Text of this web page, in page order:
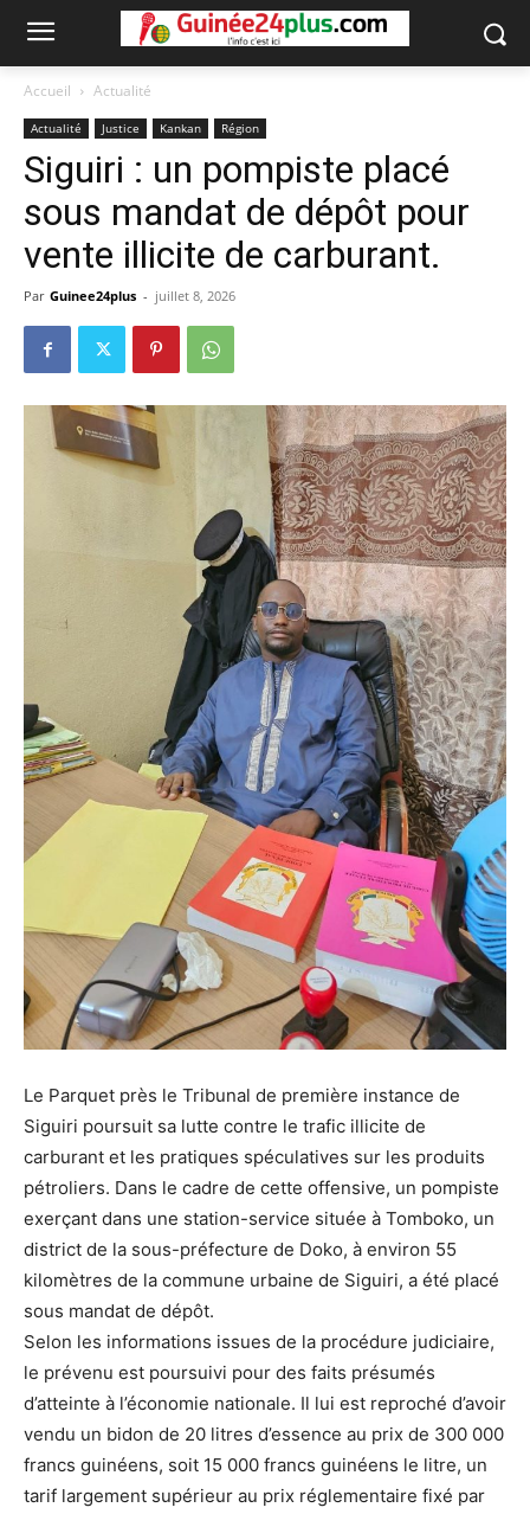
Accueil Actualité
Actualité Justice Kankan Région
Siguiri : un pompiste placé
sous mandat de dépôt pour
vente illicite de carburant.
Par Guinee24plus - juillet 8, 2026
Le Parquet près le Tribunal de première instance de
Siguiri poursuit sa lutte contre le trafic illicite de
carburant et les pratiques spéculatives sur les produits
pétroliers. Dans le cadre de cette offensive, un pompiste
exerçant dans une station-service située à Tomboko, un
district de la sous-préfecture de Doko, à environ 55
kilomètres de la commune urbaine de Siguiri, a été placé
sous mandat de dépôt.
Selon les informations issues de la procédure judiciaire,
le prévenu est poursuivi pour des faits présumés
d’atteinte à l’économie nationale. Il lui est reproché d’avoir
vendu un bidon de 20 litres d’essence au prix de 300 000
francs guinéens, soit 15 000 francs guinéens le litre, un
tarif largement supérieur au prix réglementaire fixé par